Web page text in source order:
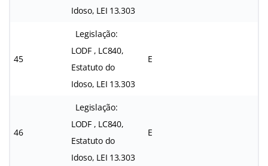
Idoso, LEI 13.303
45
Legislação:
LODF , LC840,
Estatuto do
Idoso, LEI 13.303
E
46
Legislação:
LODF , LC840,
Estatuto do
Idoso, LEI 13.303
E